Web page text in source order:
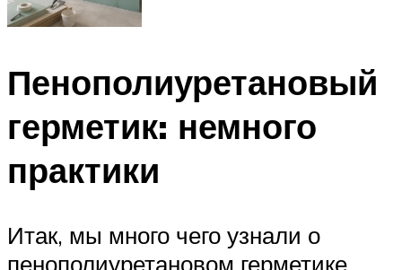
Пенополиуретановый
герметик: немного
практики
Итак, мы много чего узнали о
пенополиуретановом герметике.